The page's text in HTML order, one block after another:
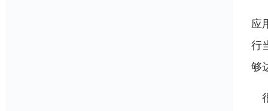
应
行
够